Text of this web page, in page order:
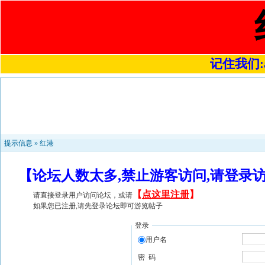
记住我们
提示信息 » 红港
【论坛人数太多,禁止游客访问,请登
请直接登录用户访问论坛，或请 【 点这里注册】
如果您已注册,请先登录论坛即可游览帖子
登录
用户名
密 码